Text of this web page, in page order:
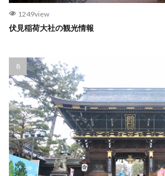
1249view
伏見稲荷大社の観光情報